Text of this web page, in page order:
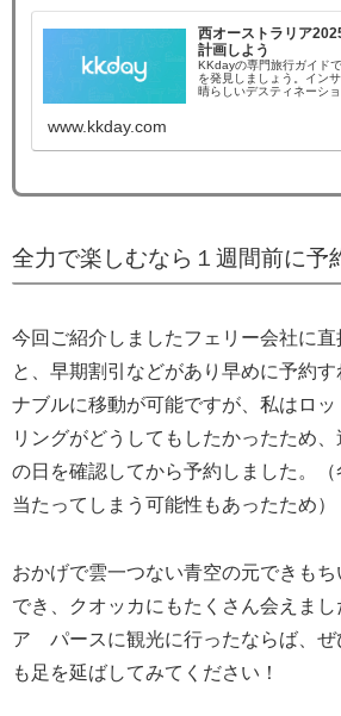
西オーストラリア
計画しよう
KKdayの専門旅行ガイド
を発見しましょう。イン
晴らしいデスティネーシ
www.kkday.com
全力で楽しむなら１週間前に予
今回ご紹介しましたフェリー会社に
と、早期割引などがあり早めに予約
ナブルに移動が可能ですが、私はロ
リングがどうしてもしたかったため
の日を確認してから予約しました。
当たってしまう可能性もあったため）
おかげで雲一つない青空の元できも
でき、クオッカにもたくさん会えまし
ア パースに観光に行ったならば、ぜ
も足を延ばしてみてください！